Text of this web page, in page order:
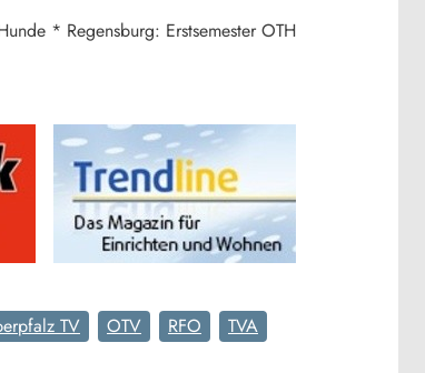
* Regensburg: Erstsemester OTH
TV OTV RFO
TVA